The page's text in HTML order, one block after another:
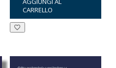
originale
era:
attuale
è:
CARRELLO